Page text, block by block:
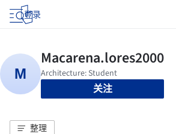
登录
关注
整理